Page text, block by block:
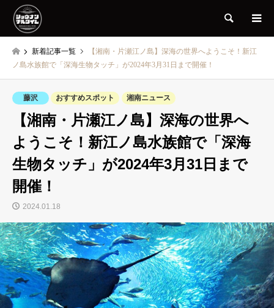
検索
新着記事一覧
【湘南・片瀬江ノ島】深海の世界へようこそ！新江
ノ島水族館で「深海生物タッチ」が2024年3月31日まで開催！
藤沢 おすすめスポット 湘南ニュース
【湘南・片瀬江ノ島】深海の世界へ
ようこそ！新江ノ島水族館で「深海
生物タッチ」が2024年3月31日まで
開催！
2024.01.18